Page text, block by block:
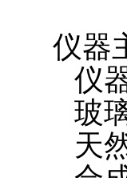
仪器
仪
玻
天